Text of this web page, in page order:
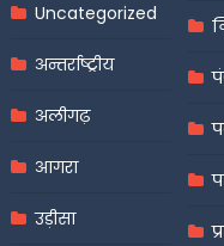
Uncategorized
अन्तर्राष्ट्रीय
अलीगढ़
आगरा
उड़ीसा